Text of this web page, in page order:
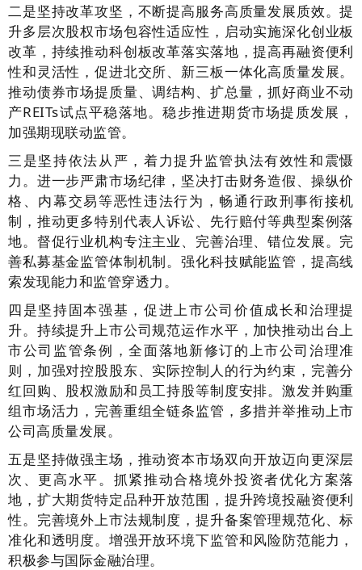
二是坚持改革攻坚，不断提高服务高质量发展质效。提
升多层次股权市场包容性适应性，启动实施深化创业板
改革，持续推动科创板改革落实落地，提高再融资便利
性和灵活性，促进北交所、新三板一体化高质量发展。
推动债券市场提质量、调结构、扩总量，抓好商业不动
产REITs试点平稳落地。稳步推进期货市场提质发展，
加强期现联动监管。
三是坚持依法从严，着力提升监管执法有效性和震慑
力。进一步严肃市场纪律，坚决打击财务造假、操纵价
格、内幕交易等恶性违法行为，畅通行政刑事衔接机
制，推动更多特别代表人诉讼、先行赔付等典型案例落
地。督促行业机构专注主业、完善治理、错位发展。完
善私募基金监管体制机制。强化科技赋能监管，提高线
索发现能力和监管穿透力。
四是坚持固本强基，促进上市公司价值成长和治理提
升。持续提升上市公司规范运作水平，加快推动出台上
市公司监管条例，全面落地新修订的上市公司治理准
则，加强对控股股东、实际控制人的行为约束，完善分
红回购、股权激励和员工持股等制度安排。激发并购重
组市场活力，完善重组全链条监管，多措并举推动上市
公司高质量发展。
五是坚持做强主场，推动资本市场双向开放迈向更深层
次、更高水平。抓紧推动合格境外投资者优化方案落
地，扩大期货特定品种开放范围，提升跨境投融资便利
性。完善境外上市法规制度，提升备案管理规范化、标
准化和透明度。增强开放环境下监管和风险防范能力，
积极参与国际金融治理。